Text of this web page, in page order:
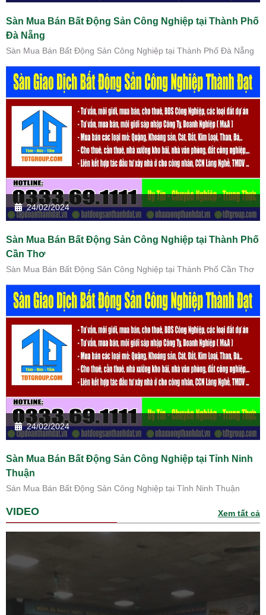
Sàn Mua Bán Bất Động Sản Công Nghiệp tại Thành Phố
Đà Nẵng
Sàn Mua Bán Bất Động Sản Công Nghiệp tại Thành Phố Đà Nẵng
24/02/2024
Sàn Mua Bán Bất Động Sản Công Nghiệp tại Thành Phố
Cần Thơ
Sàn Mua Bán Bất Động Sản Công Nghiệp tại Thành Phố Cần Thơ
24/02/2024
Sàn Mua Bán Bất Động Sản Công Nghiệp tại Tỉnh Ninh
Thuận
Sàn Mua Bán Bất Động Sản Công Nghiệp tại Tỉnh Ninh Thuận
VIDEO Xem tất cả